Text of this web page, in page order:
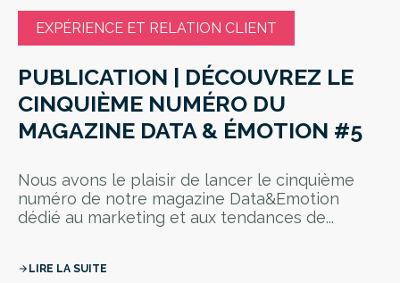
EXPÉRIENCE ET RELATION CLIENT
PUBLICATION | DÉCOUVREZ LE
CINQUIÈME NUMÉRO DU
MAGAZINE DATA & ÉMOTION #5
Nous avons le plaisir de lancer le cinquième
numéro de notre magazine Data&Emotion
dédié au marketing et aux tendances de...
arrow_forward LIRE LA SUITE